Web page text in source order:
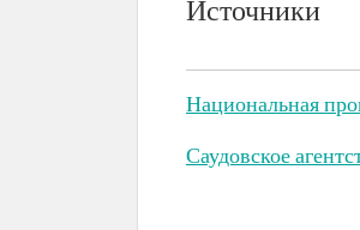
Источники
Национальная
Саудовское